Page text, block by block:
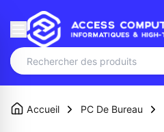
Accueil PC De Bureau